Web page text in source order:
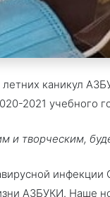
каникул
2021 учебного
и творческим,
АЗБУКИ. Наше